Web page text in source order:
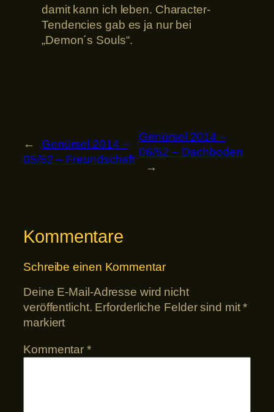
damit kann ich leben. Character-
Tendencies gab es ja nur bei
„Demon´s Souls“.
←
Genürsel 2014 –
05/52 – Freundschaft
Genürsel 2014 –
06/52 – Dachboden
→
Kommentare
Schreibe einen Kommentar
Deine E-Mail-Adresse wird nicht
veröffentlicht. Erforderliche Felder sind mit*
markiert
Kommentar*